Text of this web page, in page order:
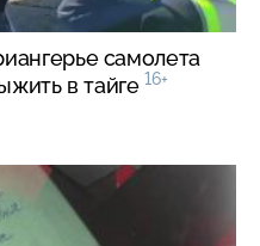
самолета
в тайге 16+